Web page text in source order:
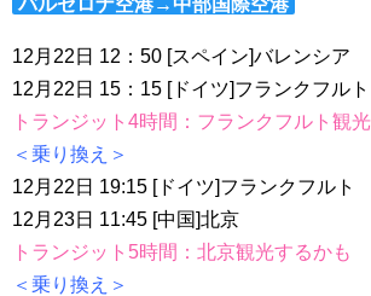
12月22日 12：50 [スペイン]バレンシア
12月22日 15：15 [ドイツ]フランクフルト
トランジット4時間：フランクフルト観光
＜乗り換え＞
12月22日 19:15 [ドイツ]フランクフルト
12月23日 11:45 [中国]北京
トランジット5時間：北京観光するかも
＜乗り換え＞